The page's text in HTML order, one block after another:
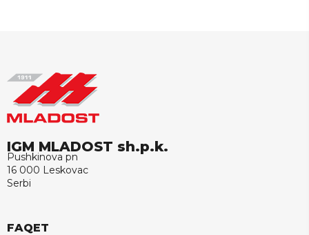
IGM MLADOST sh.p.k.
Pushkinova pn
16 000 Leskovac
Serbi
FAQET